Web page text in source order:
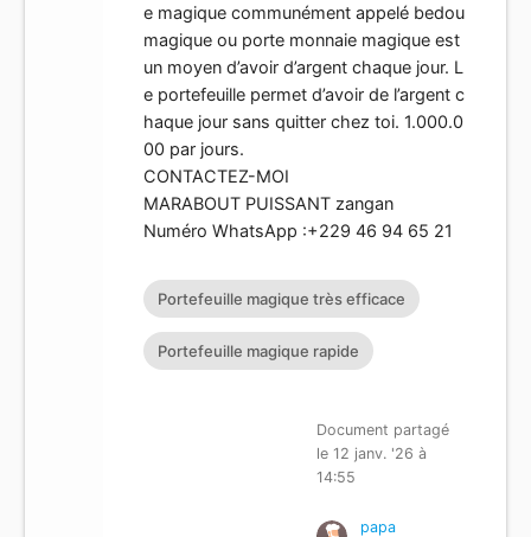
e magique communément appelé bedou
magique ou porte monnaie magique est
un moyen d’avoir d’argent chaque jour. L
e portefeuille permet d’avoir de l’argent c
haque jour sans quitter chez toi. 1.000.0
00 par jours.
CONTACTEZ-MOI
MARABOUT PUISSANT zangan
Numéro WhatsApp :+229 46 94 65 21
Portefeuille magique très efficace
Portefeuille magique rapide
Document partagé
le 12 janv. '26 à
14:55
papa